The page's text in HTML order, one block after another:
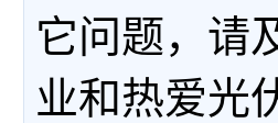
它问题，请
业和热爱光